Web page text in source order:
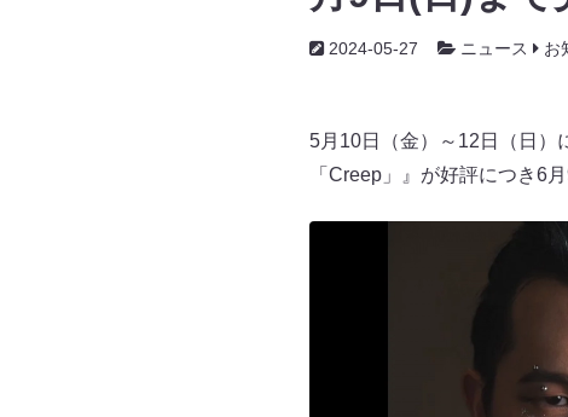
2024-05-27 ニュース お
5月10日（金）～12日（日）
「Creep」』が好評につき6